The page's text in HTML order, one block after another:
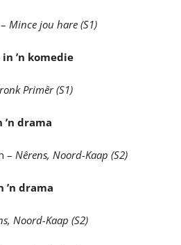
Mince jou hare (S1)
’n komedie
Primêr (S1)
drama
– Nêrens, Noord-Kaap (S2)
’n drama
Noord-Kaap (S2)